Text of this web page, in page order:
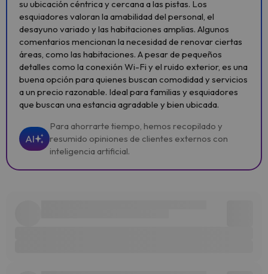
su ubicación céntrica y cercana a las pistas. Los
esquiadores valoran la amabilidad del personal, el
desayuno variado y las habitaciones amplias. Algunos
comentarios mencionan la necesidad de renovar ciertas
áreas, como las habitaciones. A pesar de pequeños
detalles como la conexión Wi-Fi y el ruido exterior, es una
buena opción para quienes buscan comodidad y servicios
a un precio razonable. Ideal para familias y esquiadores
que buscan una estancia agradable y bien ubicada.
AI
Para ahorrarte tiempo, hemos recopilado y
resumido opiniones de clientes externos con
inteligencia artificial.